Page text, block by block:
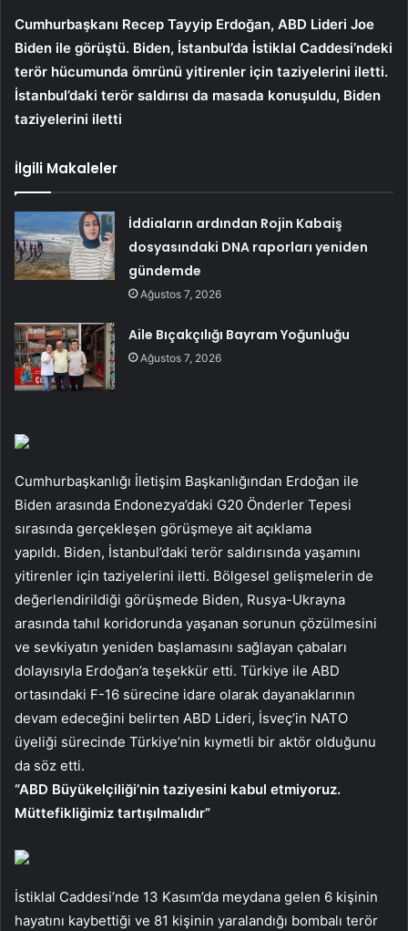
Cumhurbaşkanı Recep Tayyip Erdoğan, ABD Lideri Joe
Biden ile görüştü. Biden, İstanbul’da İstiklal Caddesi’ndeki
terör hücumunda ömrünü yitirenler için taziyelerini iletti.
İstanbul’daki terör saldırısı da masada konuşuldu, Biden
taziyelerini iletti
İlgili Makaleler
İddiaların ardından Rojin Kabaiş
dosyasındaki DNA raporları yeniden
gündemde
Ağustos 7, 2026
Aile Bıçakçılığı Bayram Yoğunluğu
Ağustos 7, 2026
Cumhurbaşkanlığı İletişim Başkanlığından Erdoğan ile
Biden arasında Endonezya’daki G20 Önderler Tepesi
sırasında gerçekleşen görüşmeye ait açıklama
yapıldı. Biden, İstanbul’daki terör saldırısında yaşamını
yitirenler için taziyelerini iletti. Bölgesel gelişmelerin de
değerlendirildiği görüşmede Biden, Rusya-Ukrayna
arasında tahıl koridorunda yaşanan sorunun çözülmesini
ve sevkiyatın yeniden başlamasını sağlayan çabaları
dolayısıyla Erdoğan’a teşekkür etti. Türkiye ile ABD
ortasındaki F-16 sürecine idare olarak dayanaklarının
devam edeceğini belirten ABD Lideri, İsveç’in NATO
üyeliği sürecinde Türkiye’nin kıymetli bir aktör olduğunu
da söz etti.
“ABD Büyükelçiliği’nin taziyesini kabul etmiyoruz.
Müttefikliğimiz tartışılmalıdır”
İstiklal Caddesi’nde 13 Kasım’da meydana gelen 6 kişinin
hayatını kaybettiği ve 81 kişinin yaralandığı bombalı terör